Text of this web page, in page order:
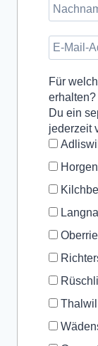
Für
erhalten?
Du ein
jederzeit
Adliswil
Horgen
Thalwil